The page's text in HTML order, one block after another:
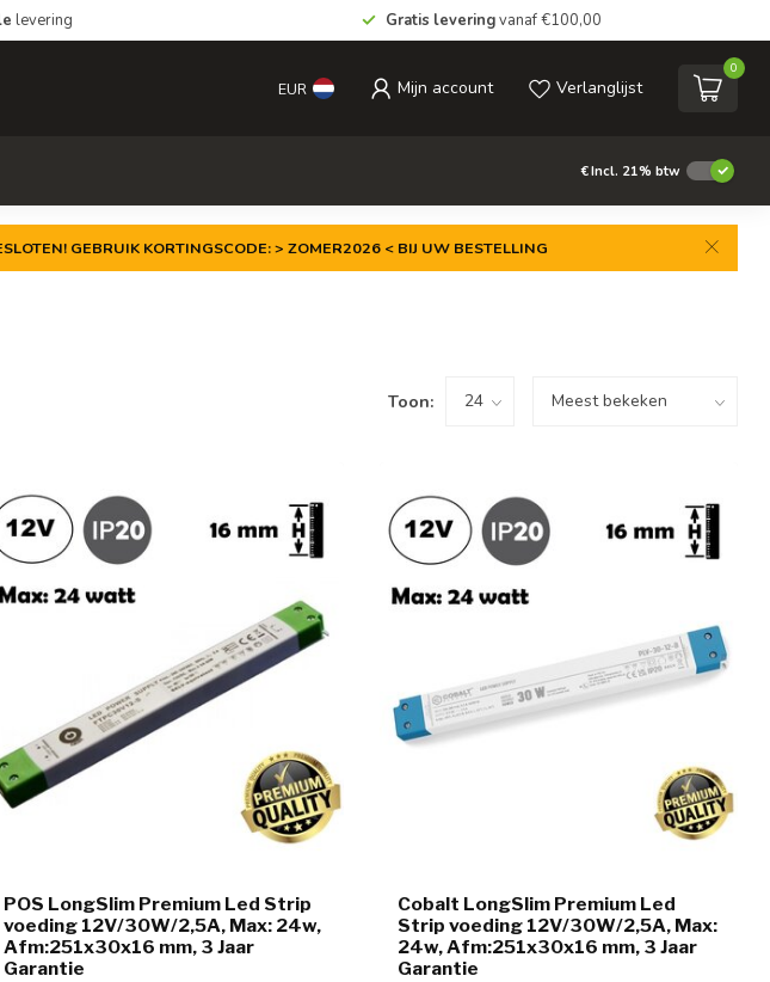
levering Gratis leveringvanaf €100,00
EUR Mijn account Verlanglijst
0
€Incl. 21% btw
GEBRUIK KORTINGSCODE: > ZOMER2026 < BIJ UW BESTELLING
Toon:
POS LongSlim Premium Led Strip
voeding 12V/30W/2,5A, Max: 24w,
Afm:251x30x16 mm, 3 Jaar
Garantie
Cobalt LongSlim Premium Led
Strip voeding 12V/30W/2,5A, Max:
24w, Afm:251x30x16 mm, 3 Jaar
Garantie